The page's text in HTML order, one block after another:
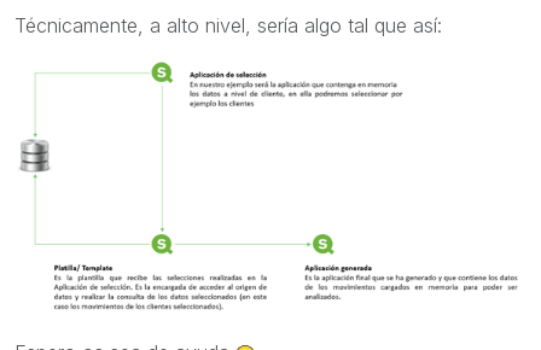
Técnicamente, a alto nivel, sería algo tal que así: